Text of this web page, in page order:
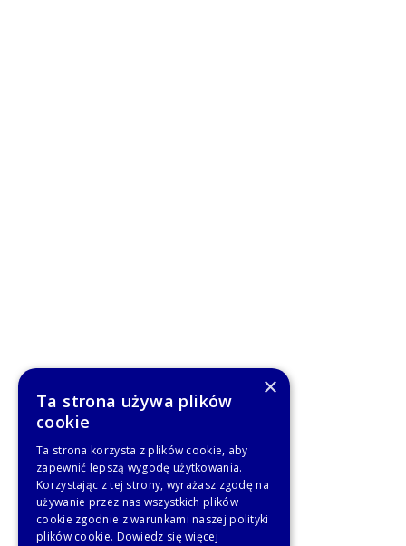
×
Ta strona używa plików
cookie
Ta strona korzysta z plików cookie, aby
zapewnić lepszą wygodę użytkowania.
Korzystając z tej strony, wyrażasz zgodę na
używanie przez nas wszystkich plików
cookie zgodnie z warunkami naszej polityki
plików cookie. Dowiedz się więcej